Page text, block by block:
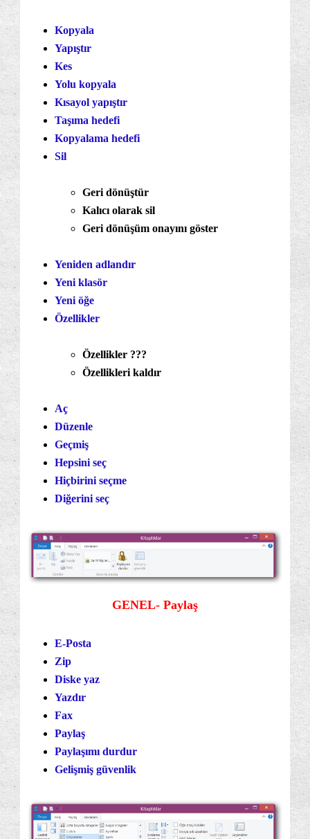
Kopyala
Yapıştır
Kes
Yolu kopyala
Kısayol yapıştır
Taşıma hedefi
Kopyalama hedefi
Sil
Geri dönüştür
Kalıcı olarak sil
Geri dönüşüm onayını göster
Yeniden adlandır
Yeni klasör
Yeni öğe
Özellikler
Özellikler ???
Özellikleri kaldır
Aç
Düzenle
Geçmiş
Hepsini seç
Hiçbirini seçme
Diğerini seç
GENEL- Paylaş
E-Posta
Zip
Diske yaz
Yazdır
Fax
Paylaş
Paylaşımı durdur
Gelişmiş güvenlik